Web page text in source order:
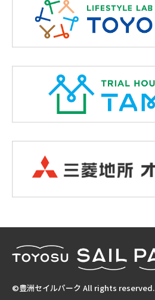
©豊洲セイルパーク All rights reserved.